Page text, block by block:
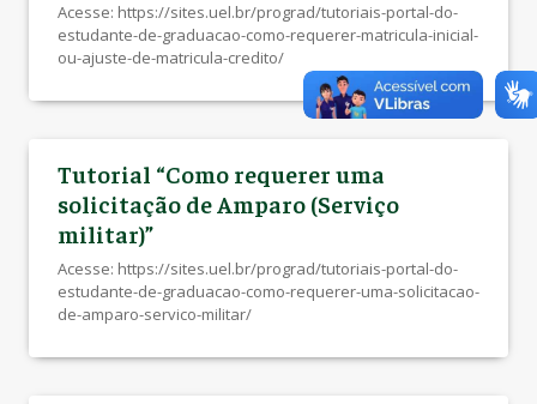
Acesse: https://sites.uel.br/prograd/tutoriais-portal-do-
estudante-de-graduacao-como-requerer-matricula-inicial-
ou-ajuste-de-matricula-credito/
Tutorial “Como requerer uma
solicitação de Amparo (Serviço
militar)”
Acesse: https://sites.uel.br/prograd/tutoriais-portal-do-
estudante-de-graduacao-como-requerer-uma-solicitacao-
de-amparo-servico-militar/